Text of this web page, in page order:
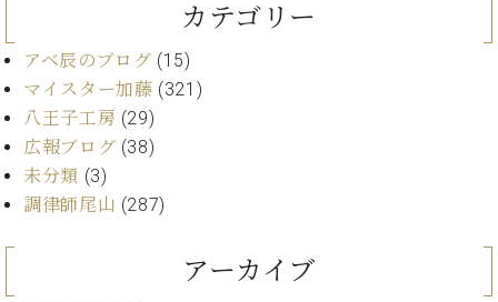
ー
W.
ホ
マ
ン
ご案
内
お
問
い
合
カテゴリー
アベ辰のブログ (15)
マイスター加藤 (321)
八王子工房 (29)
広報ブログ (38)
未分類 (3)
調律師尾山 (287)
アーカイブ